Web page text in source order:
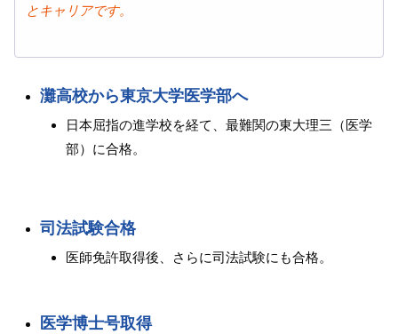
とキャリアです。
灘高校から東京大学医学部へ
日本屈指の進学校を経て、最難関の東大理三（医学
部）に合格。
司法試験合格
医師免許取得後、さらに司法試験にも合格。
医学博士号取得